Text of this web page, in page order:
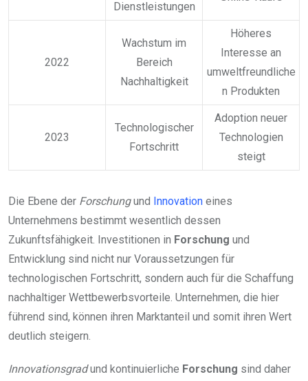
Dienstleistungen
2022
Wachstum im
Bereich
Nachhaltigkeit
Höheres
Interesse an
umweltfreundliche
n Produkten
2023
Technologischer
Fortschritt
Adoption neuer
Technologien
steigt
Die Ebene der Forschungund Innovation eines
Unternehmens bestimmt wesentlich dessen
Zukunftsfähigkeit. Investitionen in Forschung und
Entwicklung sind nicht nur Voraussetzungen für
technologischen Fortschritt, sondern auch für die Schaffung
nachhaltiger Wettbewerbsvorteile. Unternehmen, die hier
führend sind, können ihren Marktanteil und somit ihren Wert
deutlich steigern.
Innovationsgradund kontinuierliche Forschung sind daher